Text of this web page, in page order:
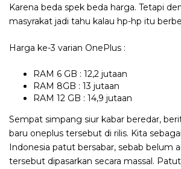
Karena beda spek beda harga. Tetapi
masyrakat jadi tahu kalau hp-hp itu
Harga ke-3 varian OnePlus :
RAM 6 GB : 12,2 jutaan
RAM 8GB : 13 jutaan
RAM 12 GB : 14,9 jutaan
Sempat simpang siur kabar beredar,
baru oneplus tersebut di rilis. Kita
Indonesia patut bersabar, sebab belum
tersebut dipasarkan secara massal.